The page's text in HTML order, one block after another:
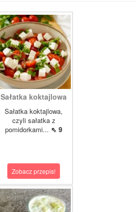
Sałatka koktajlowa
Sałatka koktajlowa,
czyli sałatka z
pomidorkami... ⇖ 9
Zobacz przepis!